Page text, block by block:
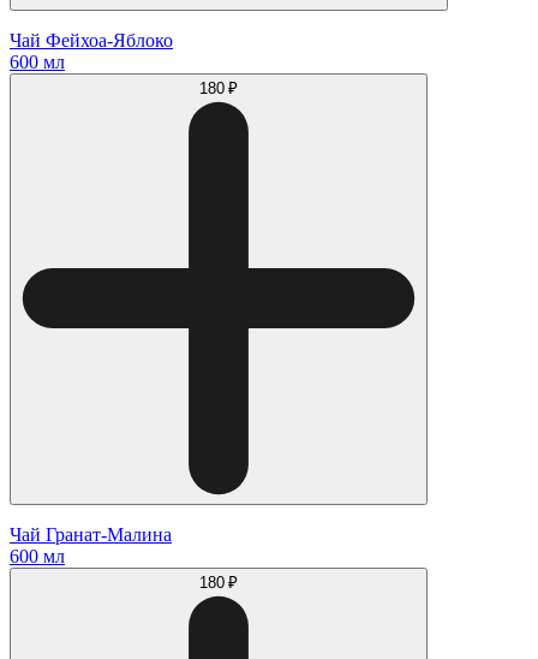
Чай Фейхоа-Яблоко
600 мл
180 ₽
Чай Гранат-Малина
600 мл
180 ₽